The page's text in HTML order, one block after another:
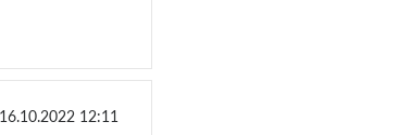
16.10.2022 12:11